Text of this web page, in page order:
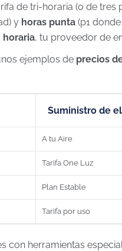
de tri-horaria (o de tres
y horas punta (p1
horaria, tu proveedor de
ejemplos de precios
Suministro de
A tu Aire
Tarifa One Luz
Plan Estable
Tarifa por uso
con herramientas